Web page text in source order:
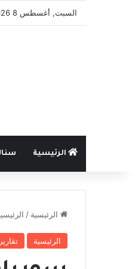
السبت, أغسطس 8 2026
الرئيسية
الرئيسية /
الرئيسية تقارير